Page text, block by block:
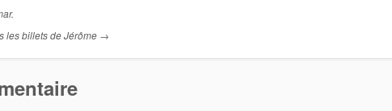
les billets de Jérôme →